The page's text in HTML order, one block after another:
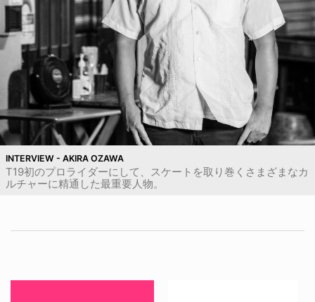
INTERVIEW - AKIRA OZAWA
T19初のプロライダーにして、スケートを取り巻くさまざまなカ
ルチャーに精通した最重要人物。